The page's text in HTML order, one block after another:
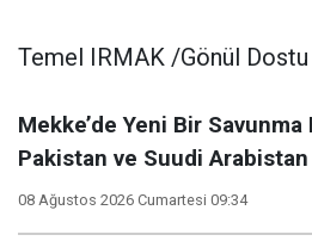
Temel IRMAK /Gönül
Mekke’de Yeni Bir
Pakistan ve Suudi Arabistan
08 Ağustos 2026 Cumartesi 09:34